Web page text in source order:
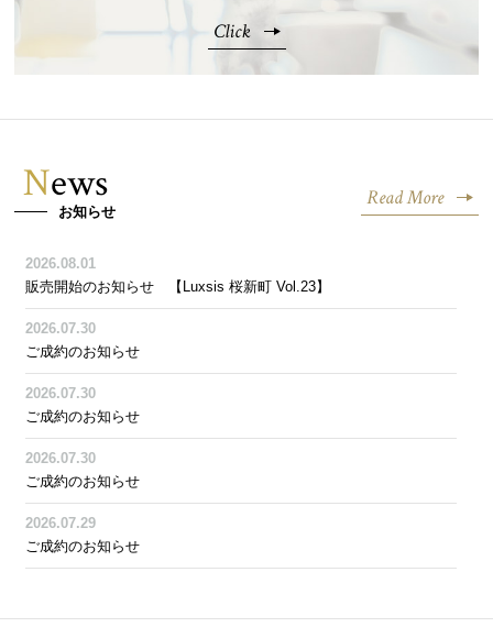
Click
News
お知らせ
Read More
2026.08.01
販売開始のお知らせ 【Luxsis 桜新町 Vol.23】
2026.07.30
ご成約のお知らせ
2026.07.30
ご成約のお知らせ
2026.07.30
ご成約のお知らせ
2026.07.29
ご成約のお知らせ